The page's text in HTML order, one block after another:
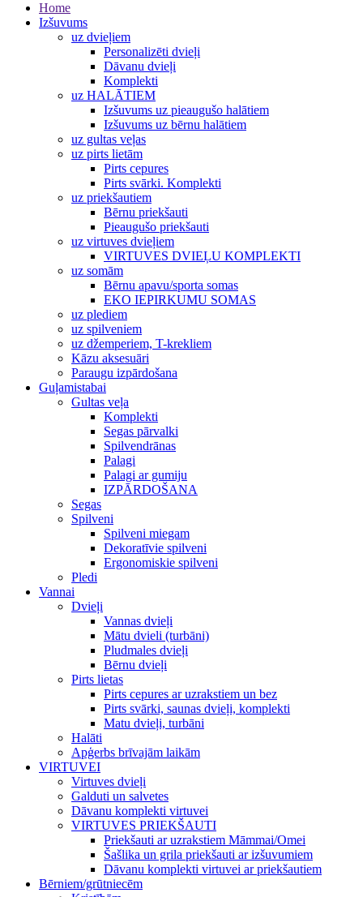
Home
Izšuvums
uz dvieļiem
Personalizēti dvieļi
Dāvanu dvieļi
Komplekti
uz HALĀTIEM
Izšuvums uz pieaugušo halātiem
Izšuvums uz bērnu halātiem
uz gultas veļas
uz pirts lietām
Pirts cepures
Pirts svārki. Komplekti
uz priekšautiem
Bērnu priekšauti
Pieaugušo priekšauti
uz virtuves dvieļiem
VIRTUVES DVIEĻU KOMPLEKTI
uz somām
Bērnu apavu/sporta somas
EKO IEPIRKUMU SOMAS
uz plediem
uz spilveniem
uz džemperiem, T-krekliem
Kāzu aksesuāri
Paraugu izpārdošana
Guļamistabai
Gultas veļa
Komplekti
Segas pārvalki
Spilvendrānas
Palagi
Palagi ar gumiju
IZPĀRDOŠANA
Segas
Spilveni
Spilveni miegam
Dekoratīvie spilveni
Ergonomiskie spilveni
Pledi
Vannai
Dvieļi
Vannas dvieļi
Mātu dvieli (turbāni)
Pludmales dvieļi
Bērnu dvieļi
Pirts lietas
Pirts cepures ar uzrakstiem un bez
Pirts svārki, saunas dvieļi, komplekti
Matu dvieļi, turbāni
Halāti
Apģerbs brīvajām laikām
VIRTUVEI
Virtuves dvieļi
Galduti un salvetes
Dāvanu komplekti virtuvei
VIRTUVES PRIEKŠAUTI
Priekšauti ar uzrakstiem Māmmai/Omei
Šašlika un grila priekšauti ar izšuvumiem
Dāvanu komplekti virtuvei ar priekšautiem
Bērniem/grūtniecēm